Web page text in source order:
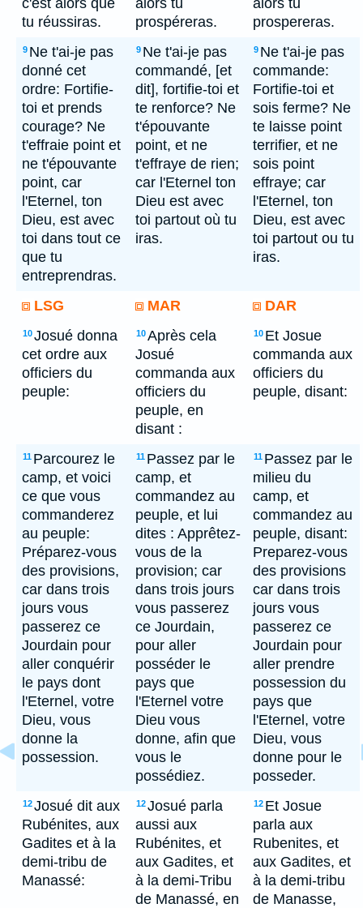
c'est alors que
tu réussiras.
alors tu
prospéreras.
alors tu
prospereras.
9 Ne t'ai-je pas
donné cet
ordre: Fortifie-
toi et prends
courage? Ne
t'effraie point et
ne t'épouvante
point, car
l'Eternel, ton
Dieu, est avec
toi dans tout ce
que tu
entreprendras.
9 Ne t'ai-je pas
commandé, [et
dit], fortifie-toi et
te renforce? Ne
t'épouvante
point, et ne
t'effraye de rien;
car l'Eternel ton
Dieu est avec
toi partout où tu
iras.
9 Ne t'ai-je pas
commande:
Fortifie-toi et
sois ferme? Ne
te laisse point
terrifier, et ne
sois point
effraye; car
l'Eternel, ton
Dieu, est avec
toi partout ou tu
iras.
LSG MAR DAR
10Josué donna
cet ordre aux
officiers du
peuple:
10Après cela
Josué
commanda aux
officiers du
peuple, en
disant :
10 Et Josue
commanda aux
officiers du
peuple, disant:
11 Parcourez le
camp, et voici
ce que vous
commanderez
au peuple:
Préparez-vous
des provisions,
car dans trois
jours vous
passerez ce
Jourdain pour
aller conquérir
le pays dont
l'Eternel, votre
Dieu, vous
donne la
possession.
11 Passez par le
camp, et
commandez au
peuple, et lui
dites : Apprêtez-
vous de la
provision; car
dans trois jours
vous passerez
ce Jourdain,
pour aller
posséder le
pays que
l'Eternel votre
Dieu vous
donne, afin que
vous le
possédiez.
11 Passez par le
milieu du
camp, et
commandez au
peuple, disant:
Preparez-vous
des provisions
car dans trois
jours vous
passerez ce
Jourdain pour
aller prendre
possession du
pays que
l'Eternel, votre
Dieu, vous
donne pour le
posseder.
12Josué dit aux
Rubénites, aux
Gadites et à la
demi-tribu de
Manassé:
12Josué parla
aussi aux
Rubénites, et
aux Gadites, et
à la demi-Tribu
de Manassé, en
12 Et Josue
parla aux
Rubenites, et
aux Gadites, et
à la demi-tribu
de Manasse,